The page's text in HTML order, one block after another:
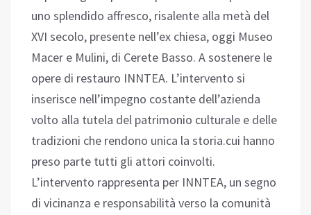
uno splendido affresco, risalente alla metà del
XVI secolo, presente nell’ex chiesa, oggi Museo
Macer e Mulini, di Cerete Basso. A sostenere le
opere di restauro INNTEA. L’intervento si
inserisce nell’impegno costante dell’azienda
volto alla tutela del patrimonio culturale e delle
tradizioni che rendono unica la storia.cui hanno
preso parte tutti gli attori coinvolti.
L’intervento rappresenta per INNTEA, un segno
di vicinanza e responsabilità verso la comunità